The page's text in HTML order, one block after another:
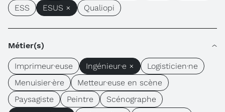
ESS
ESUS × Qualiopi
Métier(s)
Imprimeur·euse Ingénieur·e ×
Logisticien·ne
Menuisier·ère
Metteur·euse en scène
Paysagiste
Peintre
Scénographe